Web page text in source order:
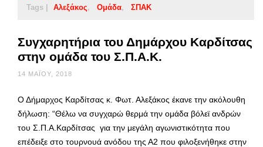
Tags | Αλεξάκος Ομάδα ΣΠΑΚ
Συγχαρητήρια του Δημάρχου Καρδίτσας
στην ομάδα του Σ.Π.Α.Κ.
14 ΜΑΪ́ΟΥ, 2018
Ο Δήμαρχος Καρδίτσας κ. Φωτ. Αλεξάκος έκανε την ακόλουθη
δήλωση: “Θέλω να συγχαρώ θερμά την ομάδα βόλεϊ ανδρών
του Σ.Π.Α.Καρδίτσας για την μεγάλη αγωνιστικότητα που
επέδειξε στο τουρνουά ανόδου της Α2 που φιλοξενήθηκε στην